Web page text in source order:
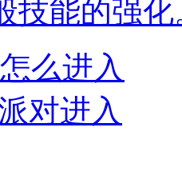
技能的强化